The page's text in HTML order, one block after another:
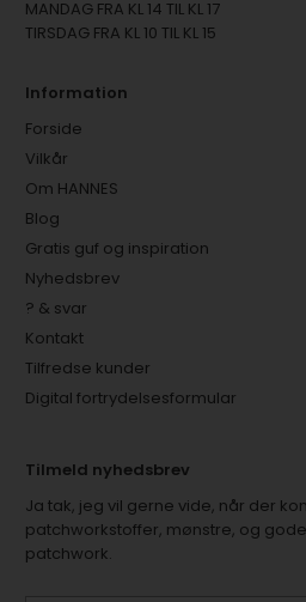
MANDAG FRA KL 14 TIL KL 17
TIRSDAG FRA KL 10 TIL KL 15
Information
Forside
Vilkår
Om HANNES
Blog
Gratis guf og inspiration
Nyhedsbrev
? & svar
Kontakt
Tilfredse kunder
Digital fortrydelsesformular
Tilmeld nyhedsbrev
Ja tak, jeg vil gerne vide, når der
patchworkstoffer, mønstre, og gode
patchwork.